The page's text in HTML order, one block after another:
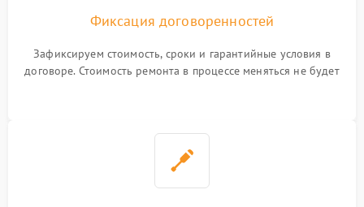
Фиксация договоренностей
Зафиксируем стоимость, сроки и гарантийные условия в
договоре. Стоимость ремонта в процессе меняться не будет